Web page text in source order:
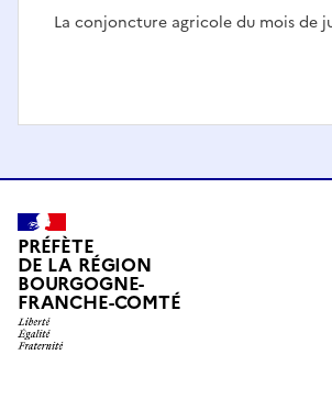
La conjoncture agricole du mois de
PRÉFÈTE
DE LA RÉGION
BOURGOGNE-
FRANCHE-COMTÉ